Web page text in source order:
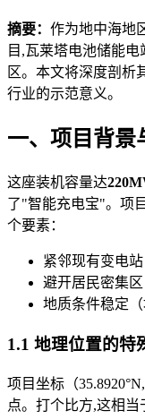
摘要： 作为地中海地
目,瓦莱塔电池储能
区。本文将深度剖析
行业的示范意义。
一、项目背景
这座装机容量达
了"智能充电宝"。项
个要素：
紧邻现有变电站
避开居民密集区
地质条件稳定（
1.1 地理位置的特
项目坐标（
点。打个比方,这相